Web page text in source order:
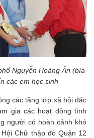
Nguyễn Hoàng Ân (bìa
các em học sinh
các tầng lớp xã hội đặc
gia các hoạt động tình
người có hoàn cảnh khó
Chữ thập đỏ Quận 12